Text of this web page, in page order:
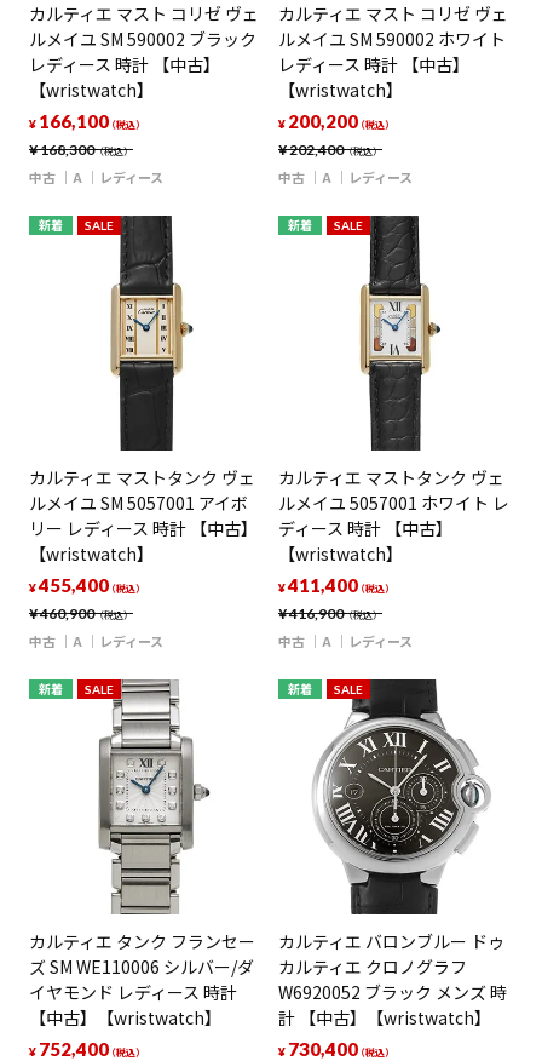
カルティエ マスト コリゼ ヴェ
ルメイユ SM 590002 ブラック
レディース 時計 【中古】
【wristwatch】
¥168,300（税込）
¥ 166,100（税込）
中古 A レディース
カルティエ マスト コリゼ ヴェ
ルメイユ SM 590002 ホワイト
レディース 時計 【中古】
【wristwatch】
¥202,400（税込）
¥ 200,200（税込）
中古 A レディース
新着 SALE
カルティエ マストタンク ヴェ
ルメイユ SM 5057001 アイボ
リー レディース 時計 【中古】
【wristwatch】
¥460,900（税込）
¥455,400（税込）
中古 A レディース
新着 SALE
カルティエ マストタンク ヴェ
ルメイユ 5057001 ホワイト レ
ディース 時計 【中古】
【wristwatch】
¥416,900（税込）
¥411,400（税込）
中古 A レディース
新着 SALE
カルティエ タンク フランセー
ズ SM WE110006 シルバー/ダ
イヤモンド レディース 時計
【中古】【wristwatch】
¥ 752,400（税込）
新着 SALE
カルティエ バロンブルー ドゥ
カルティエ クロノグラフ
W6920052 ブラック メンズ 時
計 【中古】【wristwatch】
¥ 730,400（税込）